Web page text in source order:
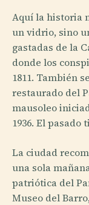
Aquí la historia
un vidrio, sino
gastadas de la
donde los
1811. También
restaurado del
mausoleo
1936. El pasado
La ciudad
una sola
patriótica del
Museo del